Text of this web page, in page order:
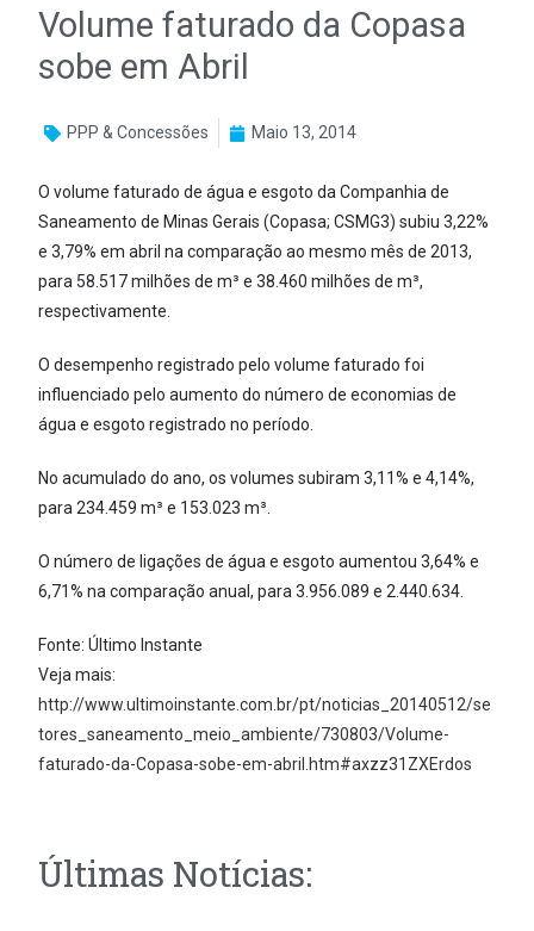
Volume faturado da Copasa
sobe em Abril
PPP & Concessões Maio 13, 2014
O volume faturado de água e esgoto da Companhia de
Saneamento de Minas Gerais (Copasa; CSMG3) subiu 3,22%
e 3,79% em abril na comparação ao mesmo mês de 2013,
para 58.517 milhões de m³ e 38.460 milhões de m³,
respectivamente.
O desempenho registrado pelo volume faturado foi
influenciado pelo aumento do número de economias de
água e esgoto registrado no período.
No acumulado do ano, os volumes subiram 3,11% e 4,14%,
para 234.459 m³ e 153.023 m³.
O número de ligações de água e esgoto aumentou 3,64% e
6,71% na comparação anual, para 3.956.089 e 2.440.634.
Fonte: Último Instante
Veja mais:
http://www.ultimoinstante.com.br/pt/noticias_20140512/se
tores_saneamento_meio_ambiente/730803/Volume-
faturado-da-Copasa-sobe-em-abril.htm#axzz31ZXErdos
Últimas Notícias: